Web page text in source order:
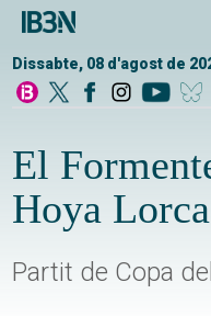
Dissabte, 08 d'agost de
El
Hoya Lorca
Partit de Copa